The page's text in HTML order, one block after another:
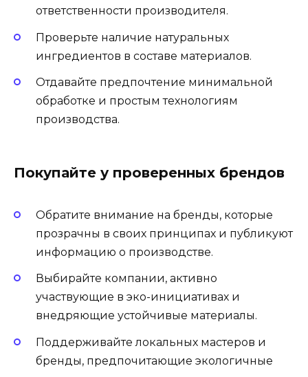
ответственности производителя.
Проверьте наличие натуральных
ингредиентов в составе материалов.
Отдавайте предпочтение минимальной
обработке и простым технологиям
производства.
Покупайте у проверенных брендов
Обратите внимание на бренды, которые
прозрачны в своих принципах и публикуют
информацию о производстве.
Выбирайте компании, активно
участвующие в эко-инициативах и
внедряющие устойчивые материалы.
Поддерживайте локальных мастеров и
бренды, предпочитающие экологичные